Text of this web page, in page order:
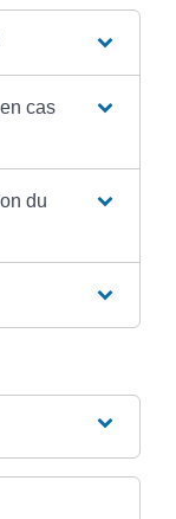
cas
du